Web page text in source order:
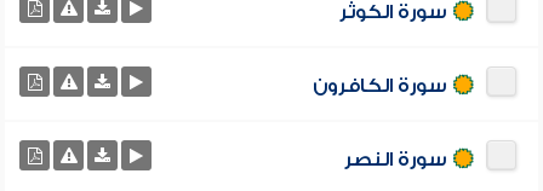
سورة الكوثر
سورة الكافرون
سورة النصر